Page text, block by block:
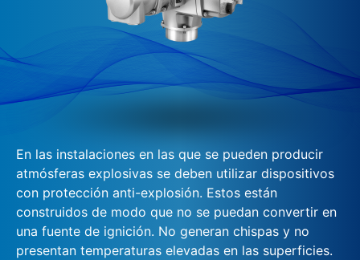
En las instalaciones en las que se pueden producir
atmósferas explosivas se deben utilizar dispositivos
con protección anti-explosión. Estos están
construidos de modo que no se puedan convertir en
una fuente de ignición. No generan chispas y no
presentan temperaturas elevadas en las superficies.